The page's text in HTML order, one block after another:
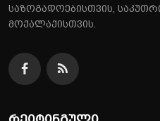
საზოგადოებისთვის,
მოქალაქისთვის.